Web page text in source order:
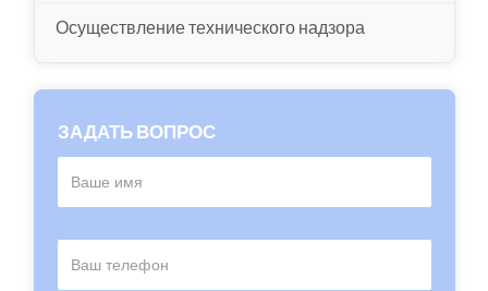
Осуществление технического надзора
ЗАДАТЬ ВОПРОС